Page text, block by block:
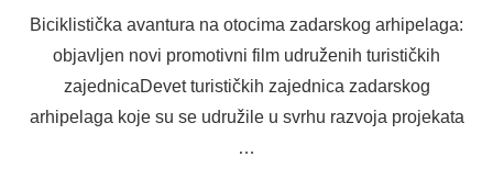
Biciklistička avantura na otocima zadarskog arhipelaga:
objavljen novi promotivni film udruženih turističkih
zajednicaDevet turističkih zajednica zadarskog
arhipelaga koje su se udružile u svrhu razvoja projekata
…